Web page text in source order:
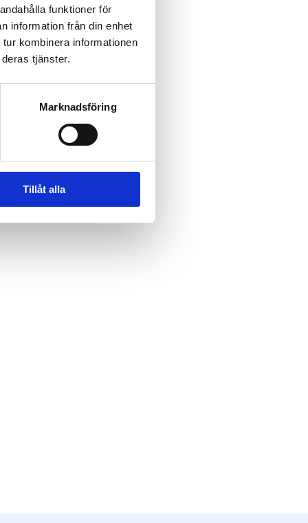
funktioner för
information från din enhet
kombinera informationen
tjänster.
Marknadsföring
Tillåt alla